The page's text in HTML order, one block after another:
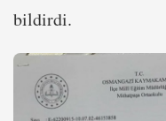
bildirdi.